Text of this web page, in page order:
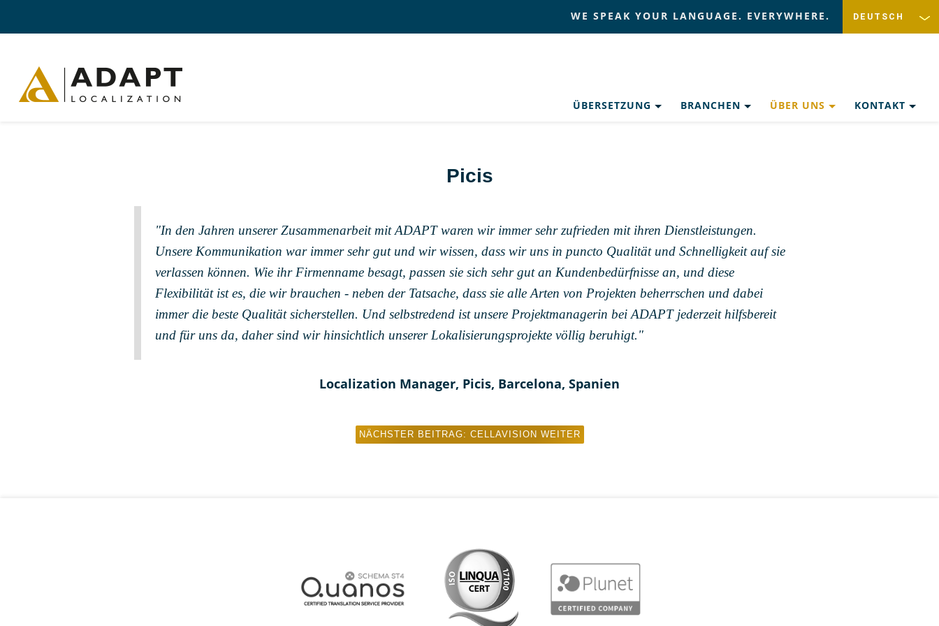
WE SPEAK YOUR LANGUAGE. EVERYWHERE.
ÜBERSETZUNG BRANCHEN ÜBER UNS KONTAKT
Picis
"In den Jahren unserer Zusammenarbeit mit ADAPT waren wir immer sehr zufrieden mit ihren Dienstleistungen.
Unsere Kommunikation war immer sehr gut und wir wissen, dass wir uns in puncto Qualität und Schnelligkeit auf sie
verlassen können. Wie ihr Firmenname besagt, passen sie sich sehr gut an Kundenbedürfnisse an, und diese
Flexibilität ist es, die wir brauchen - neben der Tatsache, dass sie alle Arten von Projekten beherrschen und dabei
immer die beste Qualität sicherstellen. Und selbstredend ist unsere Projektmanagerin bei ADAPT jederzeit hilfsbereit
und für uns da, daher sind wir hinsichtlich unserer Lokalisierungsprojekte völlig beruhigt."
Localization Manager, Picis, Barcelona, Spanien
NÄCHSTER BEITRAG: CELLAVISION WEITER